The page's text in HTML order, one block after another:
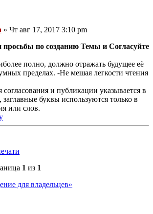
» Чт авг 17, 2017 3:10 pm
по созданию Темы и Согласуйте
полно, должно отражать будущее её
пределах. -Не мешая легкости чтения
и публикации указывается в
буквы используются только в
или слов.
1 из 1
для владельцев»